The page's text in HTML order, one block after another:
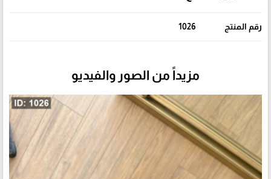
رقم المنتج 1026
مزيداً من الصور والفيديو